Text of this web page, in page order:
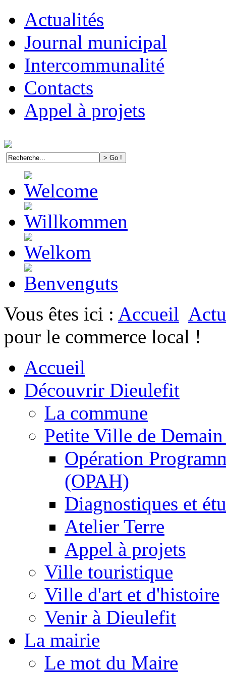
Actualités
Journal municipal
Intercommunalité
Contacts
Appel à projets
Vous êtes ici : Accueil
pour le commerce local !
Accueil
Découvrir Dieulefit
La commune
Petite Ville de
Opération
(OPAH)
Diagnostiques et
Atelier Terre
Appel à projets
Ville touristique
Ville d'art et d'histoire
Venir à Dieulefit
La mairie
Le mot du Maire